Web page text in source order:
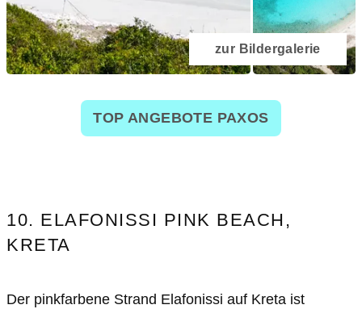
zur Bildergalerie
TOP ANGEBOTE PAXOS
10. ELAFONISSI PINK BEACH,
KRETA
Der pinkfarbene Strand Elafonissi auf Kreta ist